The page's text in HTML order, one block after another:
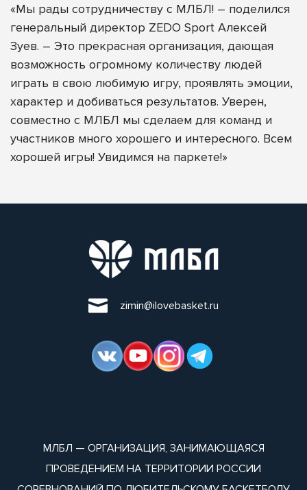
«Мы рады сотрудничеству с МЛБЛ! – поделился
генеральный директор ZEDO Sport Алексей
Зуев. – Это прекрасная организация, дающая
возможность огромному количеству людей
играть в свою любимую игру, проявлять эмоции,
характер и добиваться результатов. Уверен,
совместно с МЛБЛ мы сделаем для команд и
участников много хорошего и интересного. Всем
хорошей игры! Увидимся на паркете!»
zimin@ilovebasket.ru
МЛБЛ — ОРГАНИЗАЦИЯ, ЗАНИМАЮЩАЯСЯ
ПРОВЕДЕНИЕМ НА ТЕРРИТОРИИ РОССИИ